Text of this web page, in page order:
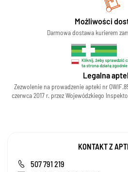
Możliwości
Darmowa dostawa kurierem
Legalna
Zezwolenie na prowadzenie apteki nr
czerwca 2017 r. przez Wojewódzkiego
KONTAKT Z
507 791 219